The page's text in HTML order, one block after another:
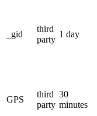
_gid
third
party
1 day
GPS
third
party
30
minutes